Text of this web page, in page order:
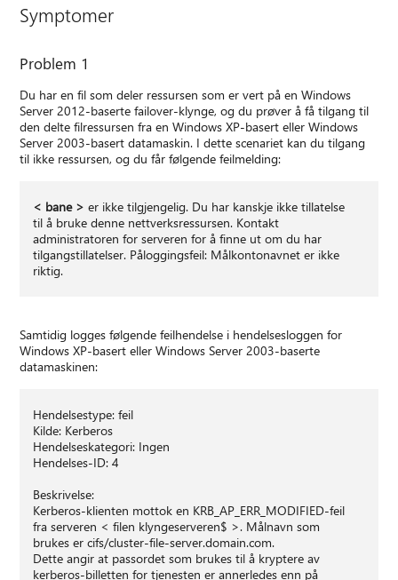
Symptomer
Problem 1
Du har en fil som deler ressursen som er vert på en Windows
Server 2012-baserte failover-klynge, og du prøver å få tilgang til
den delte filressursen fra en Windows XP-basert eller Windows
Server 2003-basert datamaskin. I dette scenariet kan du tilgang
til ikke ressursen, og du får følgende feilmelding:
< bane > er ikke tilgjengelig. Du har kanskje ikke tillatelse
til å bruke denne nettverksressursen. Kontakt
administratoren for serveren for å finne ut om du har
tilgangstillatelser. Påloggingsfeil: Målkontonavnet er ikke
riktig.
Samtidig logges følgende feilhendelse i hendelsesloggen for
Windows XP-basert eller Windows Server 2003-baserte
datamaskinen:
Hendelsestype: feil
Kilde: Kerberos
Hendelseskategori: Ingen
Hendelses-ID: 4
Beskrivelse:
Kerberos-klienten mottok en KRB_AP_ERR_MODIFIED-feil
fra serveren < filen klyngeserveren$ >. Målnavn som
brukes er cifs/cluster-file-server.domain.com.
Dette angir at passordet som brukes til å kryptere av
kerberos-billetten for tjenesten er annerledes enn på